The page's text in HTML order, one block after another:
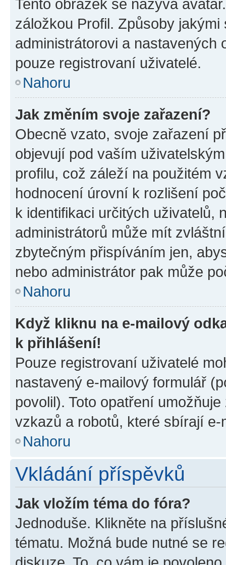
Tento obrázek se nazývá
záložkou Profil. Způsoby
administrátorovi a nastavených
pouze registrovaní uživatelé.
Nahoru
Jak změním svoje zařazení?
Obecně vzato, svoje zařazení
objevují pod vaším
profilu, což záleží na použitém
hodnocení úrovní k rozlišení
k identifikaci určitých uživatelů,
administrátorů může mít
zbytečným přispíváním jen,
nebo administrátor pak může
Nahoru
Když kliknu na e-mailový
k přihlášení!
Pouze registrovaní uživatelé
nastavený e-mailový formulář
povolil). Toto opatření
vzkazů a robotů, které sbírají e-
Nahoru
Vkládání příspěvků
Jak vložím téma do fóra?
Jednoduše. Klikněte na
tématu. Možná bude nutné se